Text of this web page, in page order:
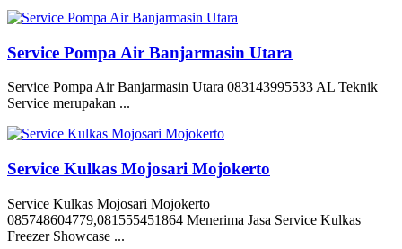
Service Pompa Air Banjarmasin Utara
Service Pompa Air Banjarmasin Utara 083143995533 AL Teknik
Service merupakan ...
Service Kulkas Mojosari Mojokerto
Service Kulkas Mojosari Mojokerto
085748604779,081555451864 Menerima Jasa Service Kulkas
Freezer Showcase ...